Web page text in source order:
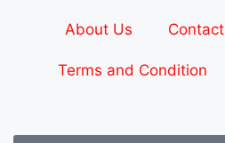
About Us Contact
Terms and Condition